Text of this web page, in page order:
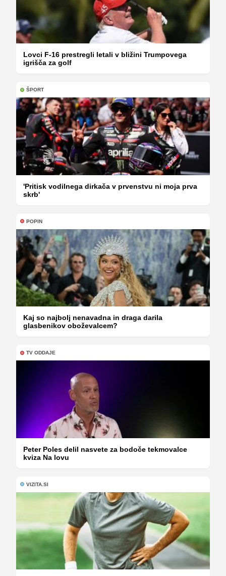
Lovci F-16 prestregli letali v bližini Trumpovega
igrišča za golf
ŠPORT
'Pritisk vodilnega dirkača v prvenstvu ni moja prva
skrb'
POPIN
Kaj so najbolj nenavadna in draga darila
glasbenikov oboževalcem?
TV ODDAJE
Peter Poles delil nasvete za bodoče tekmovalce
kviza Na lovu
VIZITA.SI